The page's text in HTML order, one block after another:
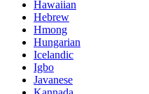
Hawaiian
Hebrew
Hmong
Hungarian
Icelandic
Igbo
Javanese